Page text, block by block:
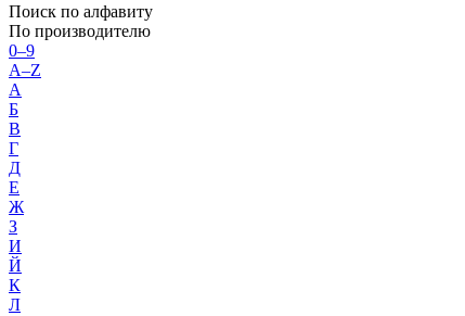
Поиск по алфавиту
По производителю
0–9
A–Z
А
Б
В
Г
Д
Е
Ж
З
И
Й
К
Л